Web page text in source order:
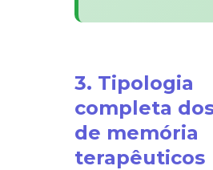
3. Tipologia
completa
de memória
terapêuticos